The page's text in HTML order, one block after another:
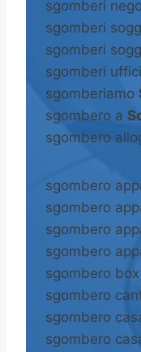
sgomberi
sgomberi
sgomberi
sgomberi uffici
sgomberiamo
sgombero a
sgombero
sgombero
sgombero
sgombero
sgombero
sgombero box
sgombero
sgombero
sgombero